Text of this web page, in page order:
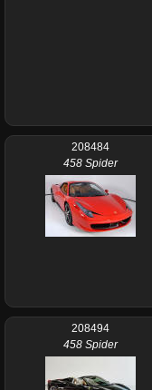
208484
458 Spider
208494
458 Spider